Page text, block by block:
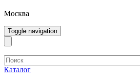
Москва
Toggle navigation
Каталог